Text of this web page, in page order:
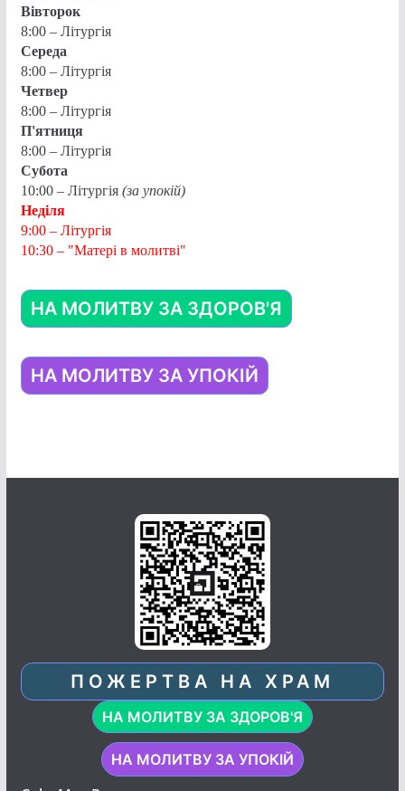
Вівторок
8:00 – Літургія
Середа
8:00 – Літургія
Четвер
8:00 – Літургія
П'ятниця
8:00 – Літургія
Субота
10:00 – Літургія (за упокій)
Неділя
9:00 – Літургія
10:30 – "Матері в молитві"
НА МОЛИТВУ ЗА ЗДОРОВ'Я
НА МОЛИТВУ ЗА УПОКІЙ
ПОЖЕРТВА НА ХРАМ
НА МОЛИТВУ ЗА ЗДОРОВ'Я
НА МОЛИТВУ ЗА УПОКІЙ